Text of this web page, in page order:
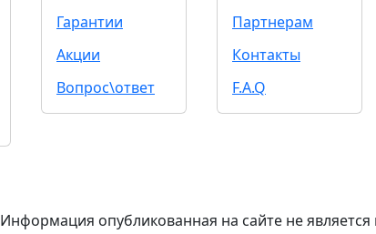
Гарантии
Акции
Вопрос\ответ
Партнерам
Контакты
F.A.Q
Информация опубликованная на сайте не